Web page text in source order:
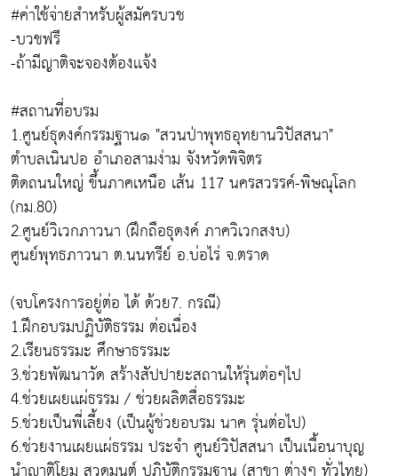
#ค่าใช้จ่ายสำหรับผู้สมัครบวช
-บวชฟรี
-ถ้ามีญาติจะจองต้องเเจ้ง
#สถานที่อบรม
1.ศูนย์ธุดงค์กรรมฐาน๑ "สวนป่าพุทธอุทยานวิปัสสนา"
ตำบลเนินปอ อำเภอสามง่าม จังหวัดพิจิตร
ติดถนนใหญ่ ขึ้นภาคเหนือ เส้น 117 นครสวรรค์-พิษณุโลก
(กม.80)
2.ศูนย์วิเวกภาวนา (ฝึกถือธุดงค์ ภาควิเวกสงบ)
ศูนย์พุทธภาวนา ต.นนทรีย์ อ.บ่อไร่ จ.ตราด
(จบโครงการอยู่ต่อ ได้ ด้วย7. กรณี)
1.ฝึกอบรมปฏิบัติธรรม ต่อเนื่อง
2.เรียนธรรมะ ศึกษาธรรมะ
3.ช่วยพัฒนาวัด สร้างสัปปายะสถานให้รุ่นต่อๆไป
4.ช่วยเผยเเผ่ธรรม / ช่วยผลิตสื่อธรรมะ
5.ช่วยเป็นพี่เลี้ยง (เป็นผู้ช่วยอบรม นาค รุ่นต่อไป)
6.ช่วยงานเผยเเผ่ธรรม ประจำ ศูนย์วิปัสสนา เป็นเนื้อนาบุญ